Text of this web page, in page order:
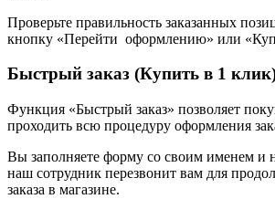
Проверьте правильность заказанных
кнопку «Перейти оформлению» или
Быстрый заказ (Купить в 1
Функция «Быстрый заказ» позволяет
проходить всю процедуру оформления
Вы заполняете форму со своим именем и
наш сотрудник перезвонит вам для
заказа в магазине.